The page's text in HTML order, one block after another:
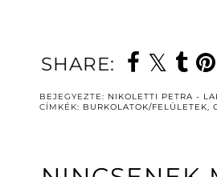
SHARE:
BEJEGYEZTE: NIKOLETTI PETRA -
CÍMKÉK: BURKOLATOK/FELÜLETEK,